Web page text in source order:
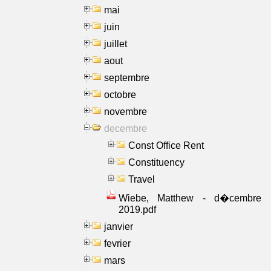
mai
juin
juillet
aout
septembre
octobre
novembre
decembre
Const Office Rent
Constituency
Travel
Wiebe, Matthew - d�cembre
2019.pdf
janvier
fevrier
mars